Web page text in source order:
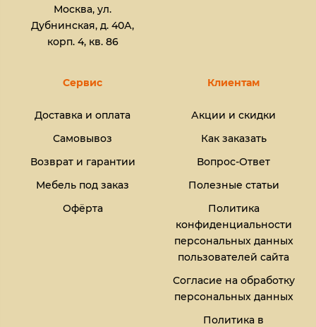
Москва, ул.
Дубнинская, д. 40А,
корп. 4, кв. 86
Сервис
Доставка и оплата
Самовывоз
Возврат и гарантии
Мебель под заказ
Офёрта
Клиентам
Акции и скидки
Как заказать
Вопрос-Ответ
Полезные статьи
Политика
конфиденциальности
персональных данных
пользователей сайта
Согласие на обработку
персональных данных
Политика в